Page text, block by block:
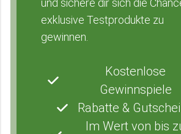
exklusive Testprodukte zu
gewinnen.
Kostenlose
Gewinnspiele
Rabatte &
Im Wert von bis